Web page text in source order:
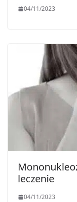
04/11/2023
leczenie
04/11/2023